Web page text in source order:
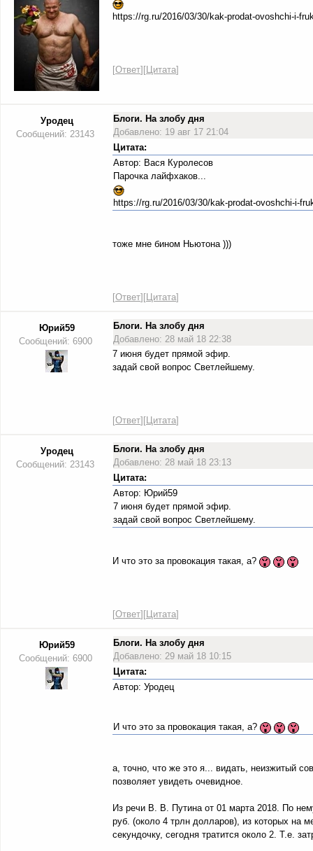
https://rg.ru/2016/03/30/kak-prodat-ovoshchi-i-
[Ответ][Цитата]
Уродец
Сообщений: 23143
Блоги. На злобу дня
Добавлено: 19 авг 17 21:04
Цитата:
Автор: Вася Куролесов
Парочка лайфхаков...
https://rg.ru/2016/03/30/kak-prodat-ovoshchi-i-
тоже мне бином Ньютона )))
[Ответ][Цитата]
Юрий59
Сообщений: 6900
Блоги. На злобу дня
Добавлено: 28 май 18 22:38
7 июня будет прямой эфир.
задай свой вопрос Светлейшему.
[Ответ][Цитата]
Уродец
Сообщений: 23143
Блоги. На злобу дня
Добавлено: 28 май 18 23:13
Цитата:
Автор: Юрий59
7 июня будет прямой эфир.
задай свой вопрос Светлейшему.
И что это за провокация такая, а?
[Ответ][Цитата]
Юрий59
Сообщений: 6900
Блоги. На злобу дня
Добавлено: 29 май 18 10:15
Цитата:
Автор: Уродец
И что это за провокация такая, а?
а, точно, что же это я... видать, неизжитый
позволяет увидеть очевидное.
Из речи В. В. Путина от 01 марта 2018. По
руб. (около 4 трлн долларов), из которых на
секундочку, сегодня тратится около 2. Т.е.